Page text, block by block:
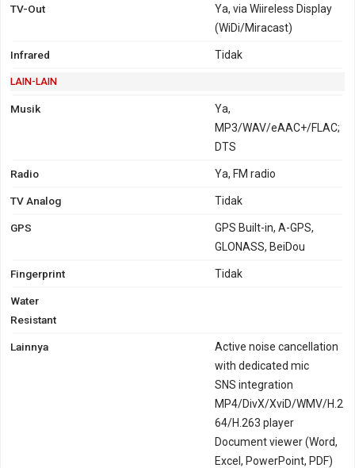
TV-Out
Ya, via Wiireless Display
(WiDi/Miracast)
Infrared Tidak
LAIN-LAIN
Musik
Ya,
MP3/WAV/eAAC+/FLAC;
DTS
Radio Ya, FM radio
TV Analog Tidak
GPS
GPS Built-in, A-GPS,
GLONASS, BeiDou
Fingerprint Tidak
Water
Resistant
Lainnya
Active noise cancellation
with dedicated mic
SNS integration
MP4/DivX/XviD/WMV/H.2
64/H.263 player
Document viewer (Word,
Excel, PowerPoint, PDF)